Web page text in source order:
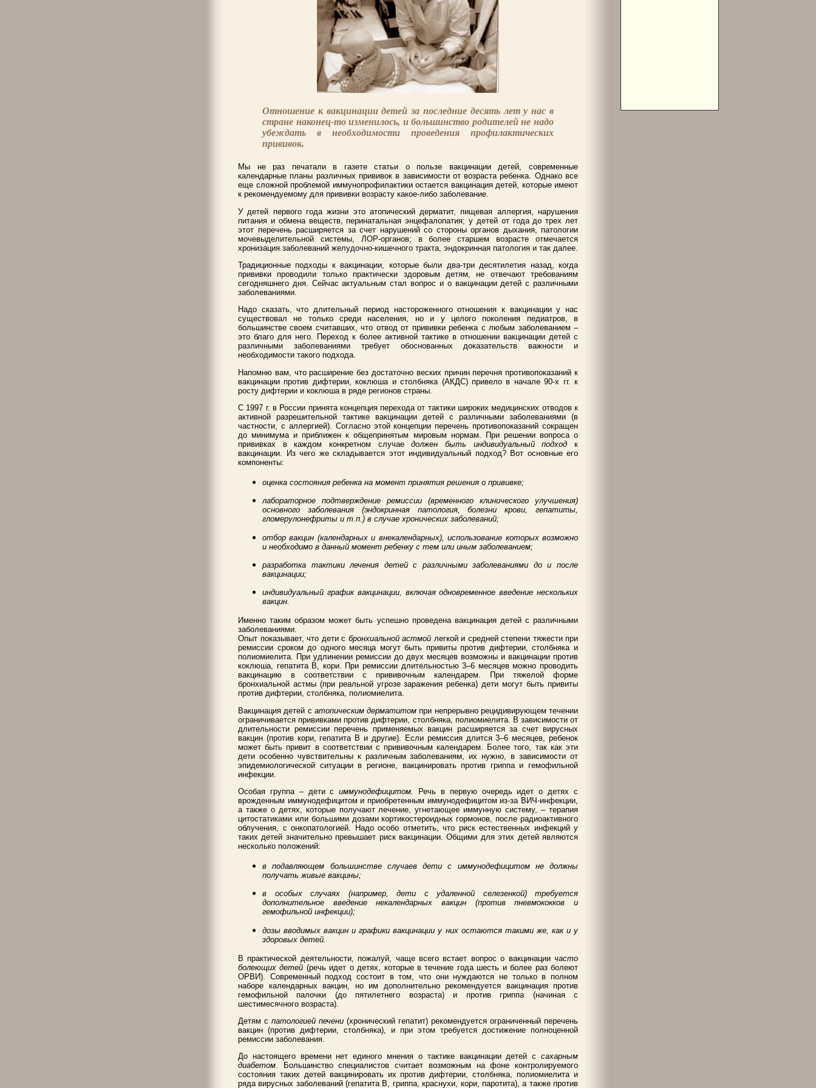
Отношение к вакцинации детей за последние десять лет у нас в
стране наконец-то изменилось, и большинство родителей не надо
убеждать в необходимости проведения профилактических
прививок.
Мы не раз печатали в газете статьи о пользе вакцинации детей, современные
календарные планы различных прививок в зависимости от возраста ребенка. Однако все
еще сложной проблемой иммунопрофилактики остается вакцинация детей, которые имеют
к рекомендуемому для прививки возрасту какое-либо заболевание.
У детей первого года жизни это атопический дерматит, пищевая аллергия, нарушения
питания и обмена веществ, перинатальная энцефалопатия; у детей от года до трех лет
этот перечень расширяется за счет нарушений со стороны органов дыхания, патологии
мочевыделительной системы, ЛОР-органов; в более старшем возрасте отмечается
хронизация заболеваний желудочно-кишечного тракта, эндокринная патология и так далее.
Традиционные подходы к вакцинации, которые были два-три десятилетия назад, когда
прививки проводили только практически здоровым детям, не отвечают требованиям
сегодняшнего дня. Сейчас актуальным стал вопрос и о вакцинации детей с различными
заболеваниями.
Надо сказать, что длительный период настороженного отношения к вакцинации у нас
существовал не только среди населения, но и у целого поколения педиатров, в
большинстве своем считавших, что отвод от прививки ребенка с любым заболеванием –
это благо для него. Переход к более активной тактике в отношении вакцинации детей с
различными заболеваниями требует обоснованных доказательств важности и
необходимости такого подхода.
Напомню вам, что расширение без достаточно веских причин перечня противопоказаний к
вакцинации против дифтерии, коклюша и столбняка (АКДС) привело в начале 90-х гг. к
росту дифтерии и коклюша в ряде регионов страны.
С 1997 г. в России принята концепция перехода от тактики широких медицинских отводов к
активной разрешительной тактике вакцинации детей с различными заболеваниями (в
частности, с аллергией). Согласно этой концепции перечень противопоказаний сокращен
до минимума и приближен к общепринятым мировым нормам. При решении вопроса о
прививках в каждом конкретном случаедолжен быть индивидуальный подходк
вакцинации. Из чего же складывается этот индивидуальный подход? Вот основные его
компоненты:
оценка состояния ребенка на момент принятия решения о прививке;
лабораторное подтверждение ремиссии (временного клинического улучшения)
основного заболевания (эндокринная патология, болезни крови, гепатиты,
гломерулонефриты и т.п.) в случае хронических заболеваний;
отбор вакцин (календарных и внекалендарных), использование которых возможно
и необходимо в данный момент ребенку с тем или иным заболеванием;
разработка тактики лечения детей с различными заболеваниями до и после
вакцинации;
индивидуальный график вакцинации, включая одновременное введение нескольких
вакцин.
Именно таким образом может быть успешно проведена вакцинация детей с различными
заболеваниями.
Опыт показывает, что дети с бронхиальной астмой легкой и средней степени тяжести при
ремиссии сроком до одного месяца могут быть привиты против дифтерии, столбняка и
полиомиелита. При удлинении ремиссии до двух месяцев возможны и вакцинации против
коклюша, гепатита В, кори. При ремиссии длительностью 3–6 месяцев можно проводить
вакцинацию в соответствии с прививочным календарем. При тяжелой форме
бронхиальной астмы (при реальной угрозе заражения ребенка) дети могут быть привиты
против дифтерии, столбняка, полиомиелита.
Вакцинация детей с атопическим дерматитомпри непрерывно рецидивирующем течении
ограничивается прививками против дифтерии, столбняка, полиомиелита. В зависимости от
длительности ремиссии перечень применяемых вакцин расширяется за счет вирусных
вакцин (против кори, гепатита В и другие). Если ремиссия длится 3–6 месяцев, ребенок
может быть привит в соответствии с прививочным календарем. Более того, так как эти
дети особенно чувствительны к различным заболеваниям, их нужно, в зависимости от
эпидемиологической ситуации в регионе, вакцинировать против гриппа и гемофильной
инфекции.
Особая группа – дети симмунодефицитом.
Речь в первую очередь идет о детях с
врожденным иммунодефицитом и приобретенным иммунодефицитом из-за ВИЧ-инфекции,
а также о детях, которые получают лечение, угнетающее иммунную систему, – терапия
цитостатиками или большими дозами кортикостероидных гормонов, после радиоактивного
облучения, с онкопатологией. Надо особо отметить, что риск естественных инфекций у
таких детей значительно превышает риск вакцинации. Общими для этих детей являются
несколько положений:
в подавляющем большинстве случаев дети с иммунодефицитом не должны
получать живые вакцины;
в особых случаях (например, дети с удаленной селезенкой) требуется
дополнительное введение некалендарных вакцин (против пневмококков и
гемофильной инфекции);
дозы вводимых вакцин и графики вакцинации у них остаются такими же, как и у
здоровых детей.
В практической деятельности, пожалуй, чаще всего встает вопрос о вакцинации часто
болеющих детей (речь идет о детях, которые в течение года шесть и более раз болеют
ОРВИ). Современный подход состоит в том, что они нуждаются не только в полном
наборе календарных вакцин, но им дополнительно рекомендуется вакцинация против
гемофильной палочки (до пятилетнего возраста) и против гриппа (начиная с
шестимесячного возраста).
Детям с патологией печени (хронический гепатит) рекомендуется ограниченный перечень
вакцин (против дифтерии, столбняка), и при этом требуется достижение полноценной
ремиссии заболевания.
До настоящего времени нет единого мнения о тактике вакцинации детей с сахарным
диабетом. Большинство специалистов считает возможным на фоне контролируемого
состояния таких детей вакцинировать их против дифтерии, столбняка, полиомиелита и
ряда вирусных заболеваний (гепатита В, гриппа, краснухи, кори, паротита), а также против